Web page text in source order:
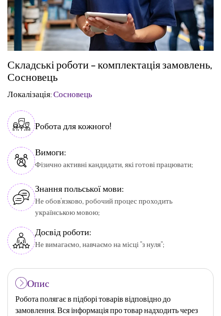
Складські роботи – комплектація замовлень,
Сосновець
Локалізація:Сосновець
Робота для кожного!
Вимоги:
Фізично активні кандидати, які готові працювати;
Знання польської мови:
Не обов'язково, робочий процес проходить
українською мовою;
Досвід роботи:
Не вимагаємо, навчаємо на місці "з нуля";
Опис
Робота полягає в підборі товарів відповідно до
замовлення. Вся інформація про товар надходить через